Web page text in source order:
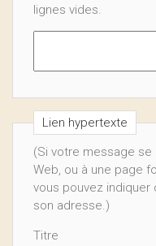
lignes vides.
Lien hypertexte
(Si votre message se
Web, ou à une page
vous pouvez
son adresse.)
Titre